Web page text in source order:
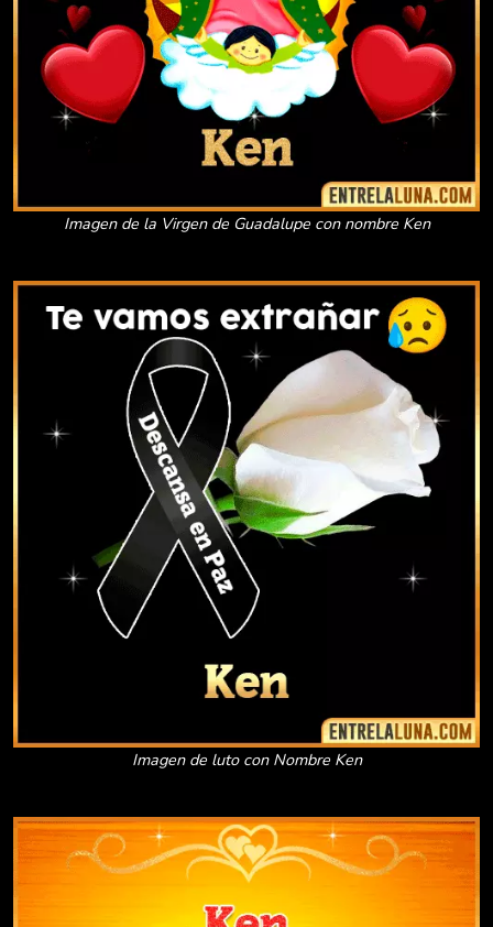
Imagen de la Virgen de Guadalupe con nombre Ken
Imagen de luto con Nombre Ken